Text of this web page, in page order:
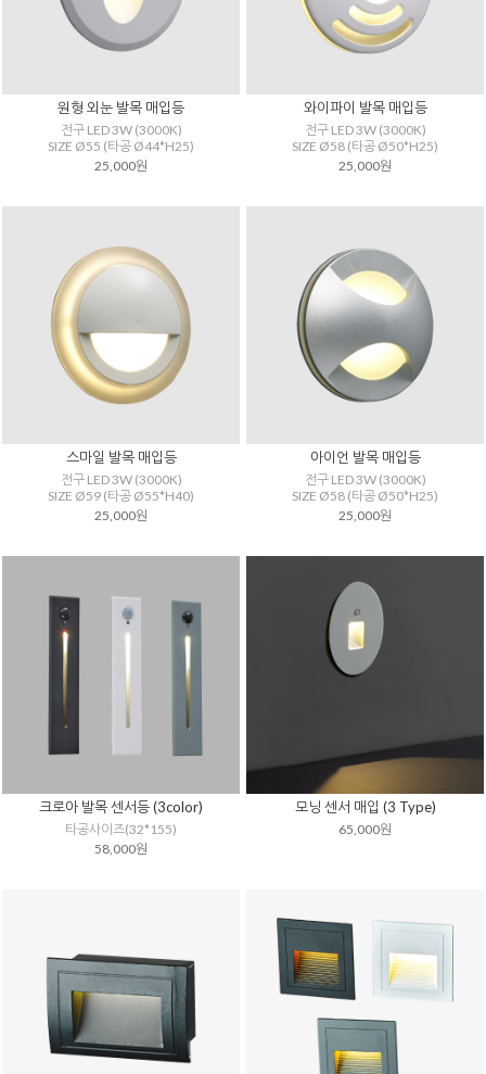
원형 외눈 발목 매입등
전구 LED 3W (3000K)
SIZE Ø55 (타공 Ø44*H25)
25,000원
와이파이 발목 매입등
전구 LED 3W (3000K)
SIZE Ø58 (타공 Ø50*H25)
25,000원
스마일 발목 매입등
전구 LED 3W (3000K)
SIZE Ø59 (타공 Ø55*H40)
25,000원
아이언 발목 매입등
전구 LED 3W (3000K)
SIZE Ø58 (타공 Ø50*H25)
25,000원
크로아 발목 센서등 (3color)
타공사이즈(32*155)
58,000원
모닝 센서 매입 (3 Type)
65,000원